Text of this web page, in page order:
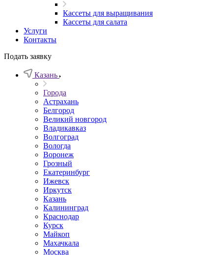
Кассеты для выращивания
Кассеты для салата
Услуги
Контакты
Подать заявку
Казань
Города
Астрахань
Белгород
Великий новгород
Владикавказ
Волгоград
Вологда
Воронеж
Грозный
Екатеринбург
Ижевск
Иркутск
Казань
Калининград
Краснодар
Курск
Майкоп
Махачкала
Москва